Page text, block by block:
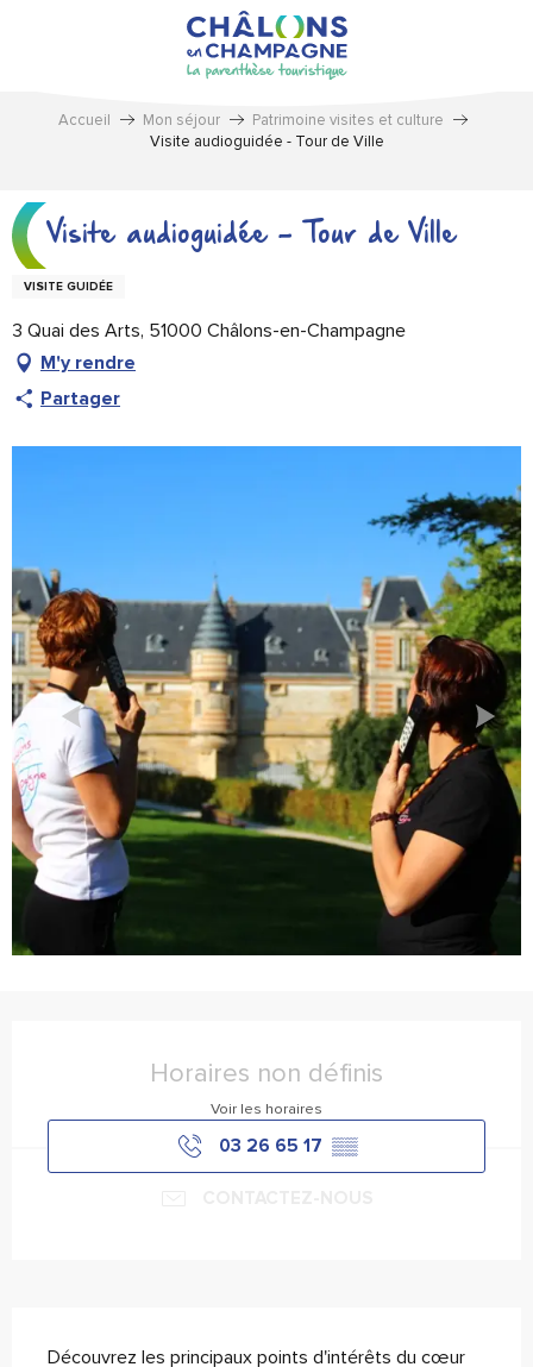
Accueil Mon séjour
Patrimoine visites et culture
Visite audioguidée - Tour de Ville
Visite audioguidée - Tour de Ville
VISITE GUIDÉE
3 Quai des Arts, 51000 Châlons-en-Champagne
M'y rendre
Partager
Horaires non définis
Voir les horaires
03 26 65 17 ▒▒
Découvrez les principaux points d'intérêts du cœur